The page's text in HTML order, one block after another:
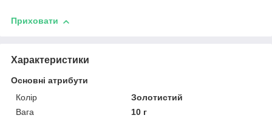
Приховати
Характеристики
Основні атрибути
Колір
Золотистий
Вага
10 г